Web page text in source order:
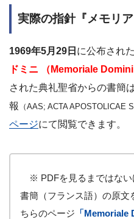
実際の指針『メモリア
1969年5月29日 に公布された
ドミニ （ Memoriale Domini
された典礼聖省からの書簡
報
（AAS; ACTA APOSTOLICAE
ページにて閲覧できます。
※ PDFを見るまではない
書簡（フランス語）の原文
ちらのページ 「Memoriale